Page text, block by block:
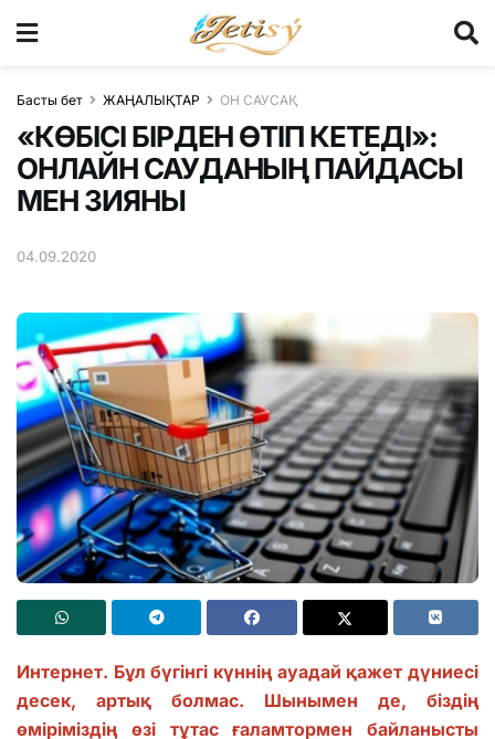
Басты бет ЖАҢАЛЫҚТАР ОН САУСАҚ
«КӨБІСІ БІРДЕН ӨТІП КЕТЕДІ»:
ОНЛАЙН САУДАНЫҢ ПАЙДАСЫ
МЕН ЗИЯНЫ
04.09.2020
Интернет. Бұл бүгінгі күннің ауадай қажет дүниесі
десек, артық болмас. Шынымен де, біздің
өміріміздің өзі тұтас ғаламтормен байланысты